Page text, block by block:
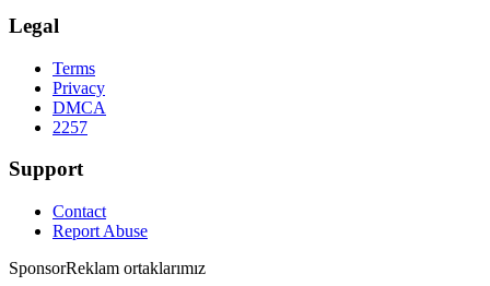
Legal
Terms
Privacy
DMCA
2257
Support
Contact
Report Abuse
SponsorReklam ortaklarımız